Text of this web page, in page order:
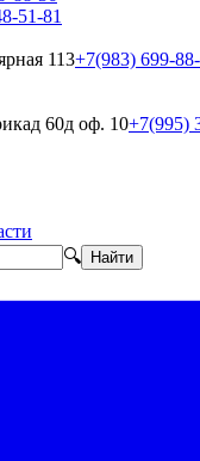
51-81
113+7(983) 699-
60д оф. 10+7(995)
🔍
Найти